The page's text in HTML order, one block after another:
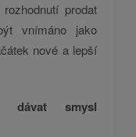
prodat
vnímáno jako
nové a lepší
dávat smysl